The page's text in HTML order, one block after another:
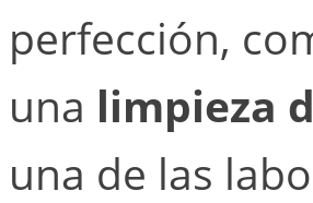
perfección,
una limpieza
una de las